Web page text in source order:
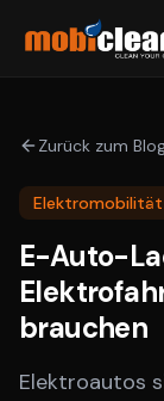
Zurück zum
Elektromobilität
E-Auto-
brauchen
Elektroautos